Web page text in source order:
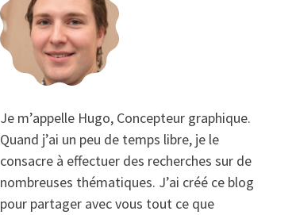
Je m’appelle Hugo, Concepteur graphique.
Quand j’ai un peu de temps libre, je le
consacre à effectuer des recherches sur de
nombreuses thématiques. J’ai créé ce blog
pour partager avec vous tout ce que